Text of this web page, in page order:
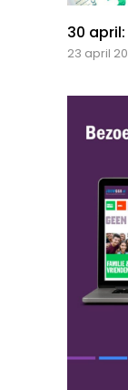
30
23 april